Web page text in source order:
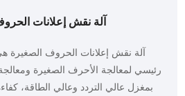
آلة نقش إعلانات
آلة نقش إعلانات الحروف
رئيسي لمعالجة الأحرف الصغيرة
بمغزل عالي التردد وعالي الطاقة،